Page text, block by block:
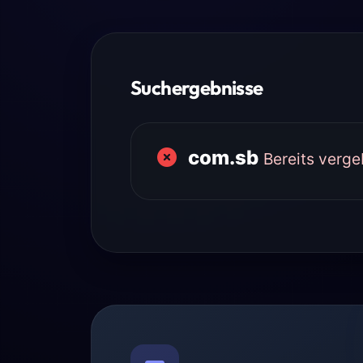
Suchergebnisse
com.sb Bereits